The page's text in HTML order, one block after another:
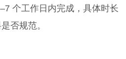
个工作日内完成，具体时长
否规范。